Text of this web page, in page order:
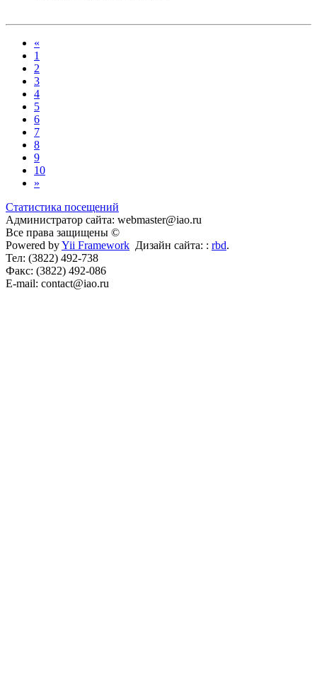
«
1
2
3
4
5
6
7
8
9
10
»
Статистика посещений
Администратор сайта: webmaster@iao.ru
Все права защищены ©
Powered byYii Framework Дизайн сайта: : rbd.
Тел: (3822) 492-738
Факс: (3822) 492-086
E-mail: contact@iao.ru